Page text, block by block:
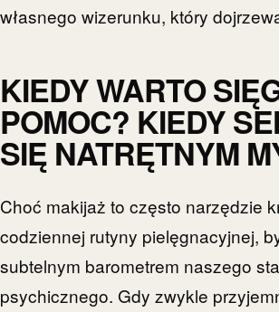
własnego wizerunku, który
KIEDY WARTO
POMOC? KIEDY
SIĘ NATRĘTNYM
Choć makijaż to często narzędzie
codziennej rutyny pielęgnacyjnej,
subtelnym barometrem naszego
psychicznego. Gdy zwykle